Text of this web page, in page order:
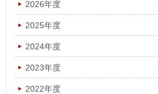
2026年度
2025年度
2024年度
2023年度
2022年度